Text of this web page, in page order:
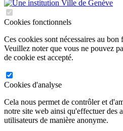
Cookies fonctionnels
Ces cookies sont nécessaires au
Veuillez noter que vous ne pouvez
de cookie est accepté.
Cookies d'analyse
Cela nous permet de contrôler et
notre site web ainsi qu'effectuer des
utilisateurs de manière anonyme.